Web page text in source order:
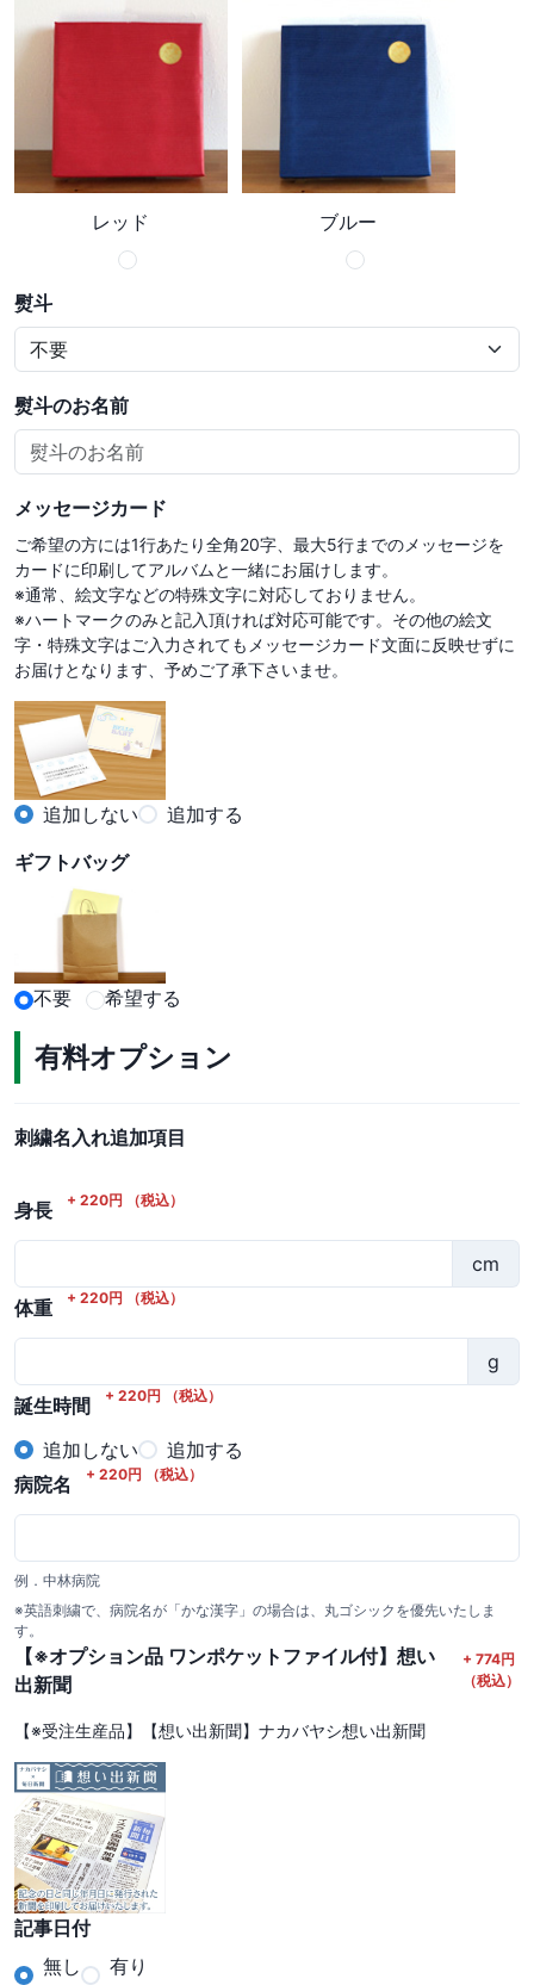
レッド ブルー
熨斗
熨斗のお名前
メッセージカード
ご希望の方には1行あたり全角20字、最大5行までのメッセージを
カードに印刷してアルバムと一緒にお届けします。
※通常、絵文字などの特殊文字に対応しておりません。
※ハートマークのみと記入頂ければ対応可能です。その他の絵文
字・特殊文字はご入力されてもメッセージカード文面に反映せずに
お届けとなります、予めご了承下さいませ。
追加しない
追加する
ギフトバッグ
不要 希望する
有料オプション
刺繍名入れ追加項目
身長 + 220円 （税込）
cm
体重
+ 220円 （税込）
g
誕生時間
+ 220円 （税込）
追加しない
追加する
病院名
+ 220円 （税込）
例．中林病院
※英語刺繍で、病院名が「かな漢字」の場合は、丸ゴシックを優先いたしま
す。
【※オプション品 ワンポケットファイル付】想い
出新聞
+ 774円
（税込）
【※受注生産品】【想い出新聞】ナカバヤシ想い出新聞
記事日付
無し
有り